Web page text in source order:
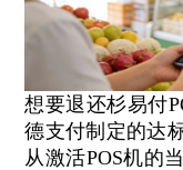
想要退还杉易付
德支付制定的达
从激活POS机的